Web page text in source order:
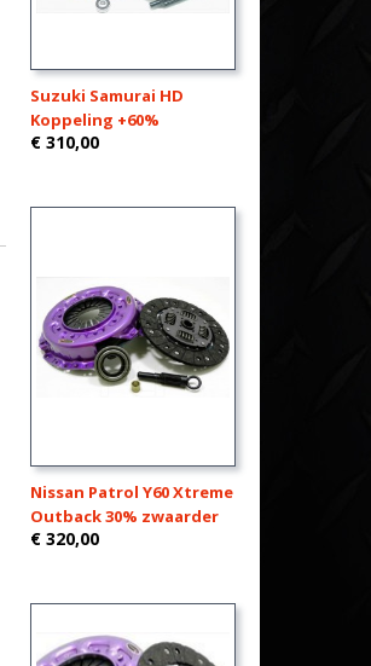
Suzuki Samurai HD
Koppeling +60%
€ 310,00
Nissan Patrol Y60 Xtreme
Outback 30% zwaarder
€ 320,00